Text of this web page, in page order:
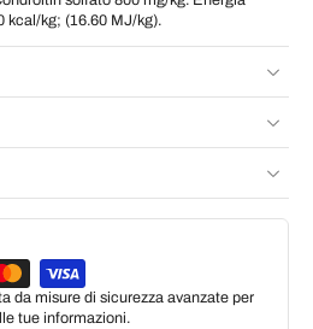
kcal/kg; (16.60 MJ/kg).
da misure di sicurezza avanzate per
tue informazioni.